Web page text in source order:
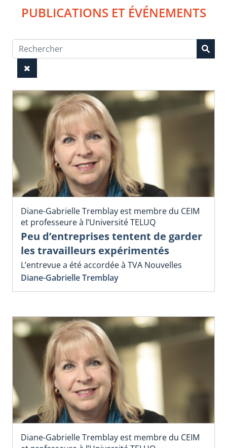
PUBLICATIONS ET ÉVÉNEMENTS
Diane-Gabrielle Tremblay est membre du CEIM
et professeure à l’Université TELUQ
Peu d’entreprises tentent de garder
les travailleurs expérimentés
L’entrevue a été accordée à TVA Nouvelles
Diane-Gabrielle Tremblay
Diane-Gabrielle Tremblay est membre du CEIM